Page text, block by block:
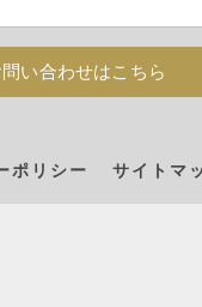
問い合わせはこちら
ポリシー サイトマ